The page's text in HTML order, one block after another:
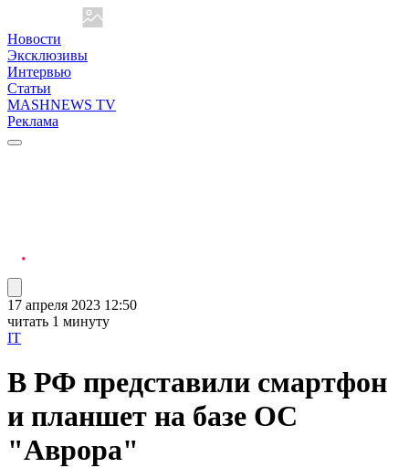
Новости
Эксклюзивы
Интервью
Статьи
MASHNEWS TV
Реклама
17 апреля 2023 12:50
читать 1 минуту
IT
В РФ представили смартфон
и планшет на базе ОС
"Аврора"